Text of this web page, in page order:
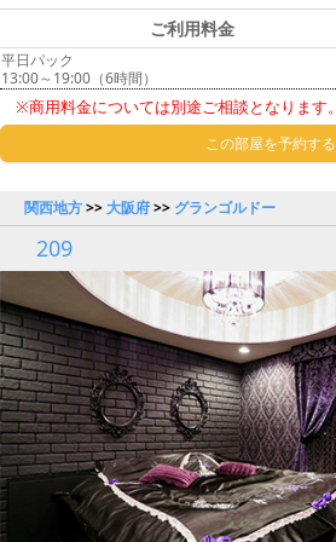
ご利用料金
平日パック
13:00～19:00（6時間）
※商用料金については別途ご相談となります。
この部屋を予約する
関西地方>>大阪府>> グランゴルドー
209